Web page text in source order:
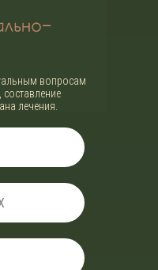
вопросам
составление
лечения.